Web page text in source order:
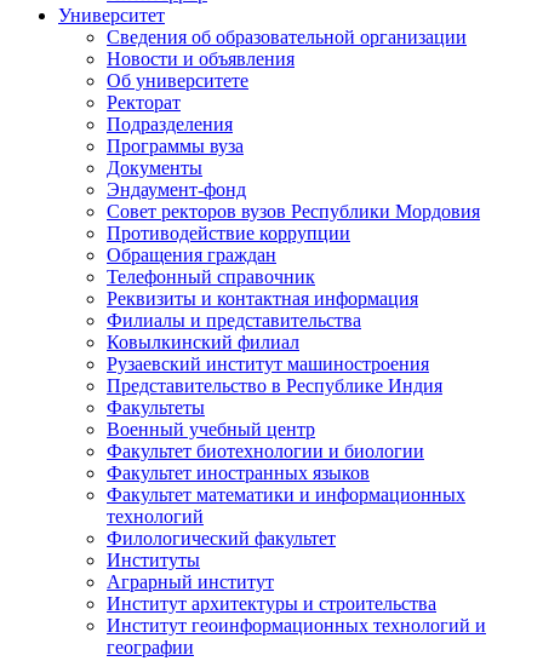
Университет
Сведения об образовательной организации
Новости и объявления
Об университете
Ректорат
Подразделения
Программы вуза
Документы
Эндаумент-фонд
Совет ректоров вузов Республики Мордовия
Противодействие коррупции
Обращения граждан
Телефонный справочник
Реквизиты и контактная информация
Филиалы и представительства
Ковылкинский филиал
Рузаевский институт машиностроения
Представительство в Республике Индия
Факультеты
Военный учебный центр
Факультет биотехнологии и биологии
Факультет иностранных языков
Факультет математики и информационных
технологий
Филологический факультет
Институты
Аграрный институт
Институт архитектуры и строительства
Институт геоинформационных технологий и
географии